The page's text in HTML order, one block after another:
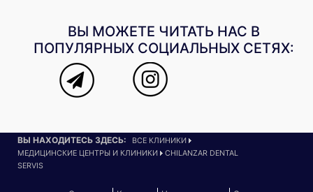
ВЫ МОЖЕТЕ ЧИТАТЬ НАС В
ПОПУЛЯРНЫХ СОЦИАЛЬНЫХ СЕТЯХ:
ВЫ НАХОДИТЕСЬ ЗДЕСЬ:
ВСЕ КЛИНИКИ
МЕДИЦИНСКИЕ ЦЕНТРЫ И КЛИНИКИ
CHILANZAR DENTAL
SERVIS